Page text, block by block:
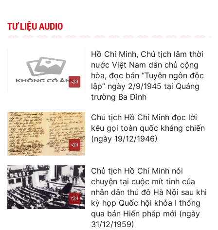
TƯ LIỆU AUDIO
Hồ Chí Minh, Chủ tịch lâm thời
nước Việt Nam dân chủ cộng
hòa, đọc bản “Tuyên ngôn độc
lập” ngày 2/9/1945 tại Quảng
trường Ba Đình
Chủ tịch Hồ Chí Minh đọc lời
kêu gọi toàn quốc kháng chiến
(ngày 19/12/1946)
Chủ tịch Hồ Chí Minh nói
chuyện tại cuộc mít tinh của
nhân dân thủ đô Hà Nội sau khi
kỳ họp Quốc hội khóa I thông
qua bản Hiến pháp mới (ngày
31/12/1959)